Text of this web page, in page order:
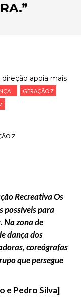
ENTER
GERAÇÃO Z
Z
Recreativa Os
possíveis para
Na zona de
dança dos
coreógrafas
que persegue
e Pedro Silva]